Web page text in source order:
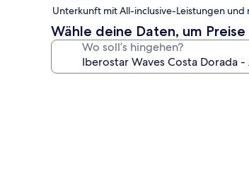
Sterne-
Unterkunft
Unterkunft mit All-inclusive-Leistungen und
Wähle deine Daten, um Preise
Wo soll’s hingehen?